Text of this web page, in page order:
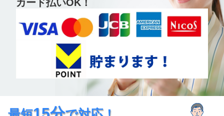
カード払いOK！